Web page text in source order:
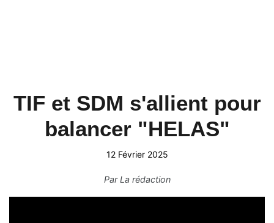
TIF et SDM s'allient pour
balancer "HELAS"
12 Février 2025
ParLa rédaction